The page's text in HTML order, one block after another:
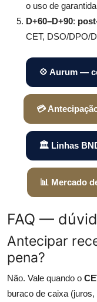
o uso de
D+60–D+90:
CET, DSO/DPO/
💠 Aurum —
💳
🏛️ Linhas
📊 Mercado
FAQ —
Antecipar
pena?
Não. Vale quando o
buraco de caixa